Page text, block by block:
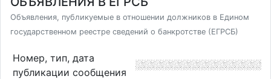
Объявления, публикуемые в отношении должников в Едином
государственном реестре сведений о банкротстве (ЕГРСБ)
Номер, тип, дата
публикации сообщения